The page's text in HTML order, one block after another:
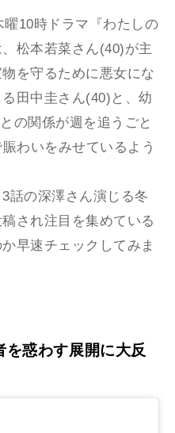
10時ドラマ『わたしの
松本若菜さん(40)が主
を守るために悪女にな
田中圭さん(40)と、幼
の関係が週を追うごと
わいをみせているよう
話の深澤さん演じる冬
され注目を集めている
早速チェックしてみま
を惑わす展開に大反